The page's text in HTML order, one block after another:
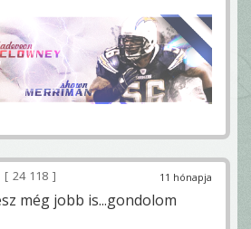
11 hónapja
24 118
még jobb is...gondolom